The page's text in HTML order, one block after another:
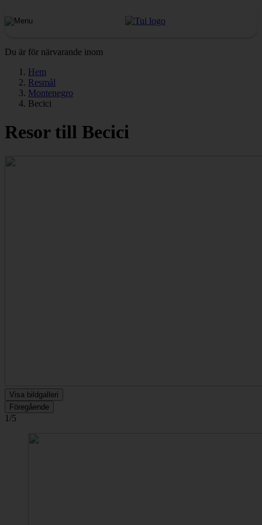
Du är för närvarande inom
Hem
Resmål
Montenegro
Becici
Resor till Becici
Visa bildgalleri
Föregående
1/5